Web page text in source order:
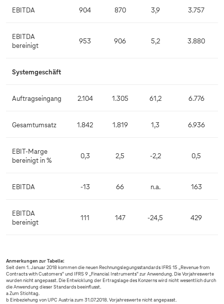
EBITDA 904 870 3,9 3.757
EBITDA
bereinigt
953 906 5,2 3.880
Systemgeschäft
Auftragseingang 2.104 1.305 61,2 6.776
Gesamtumsatz 1.842 1.819 1,3 6.936
EBIT-Marge
bereinigt in %
0,3 2,5 -2,2 0,5
EBITDA -13 66 n.a. 163
EBITDA
bereinigt
111 147 -24,5 429
Anmerkungen zur Tabelle:
Seit dem 1. Januar 2018 kommen die neuen Rechnungslegungsstandards IFRS 15 „Revenue from
Contracts with Customers“ und IFRS 9 „Financial Instruments“ zur Anwendung. Die Vorjahreswerte
wurden nicht angepasst. Die Entwicklung der Ertragslage des Konzerns wird nicht wesentlich durch
die Anwendung dieser Standards beeinflusst.
a Zum Stichtag.
b Einbeziehung von UPC Austria zum 31.07.2018. Vorjahreswerte nicht angepasst.